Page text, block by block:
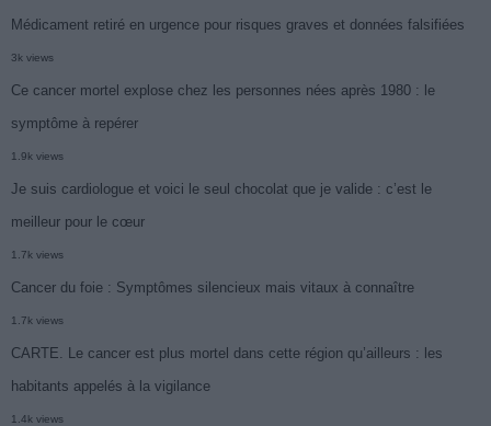
Médicament retiré en urgence pour risques graves et données falsifiées
3k views
Ce cancer mortel explose chez les personnes nées après 1980 : le
symptôme à repérer
1.9k views
Je suis cardiologue et voici le seul chocolat que je valide : c’est le
meilleur pour le cœur
1.7k views
Cancer du foie : Symptômes silencieux mais vitaux à connaître
1.7k views
CARTE. Le cancer est plus mortel dans cette région qu’ailleurs : les
habitants appelés à la vigilance
1.4k views